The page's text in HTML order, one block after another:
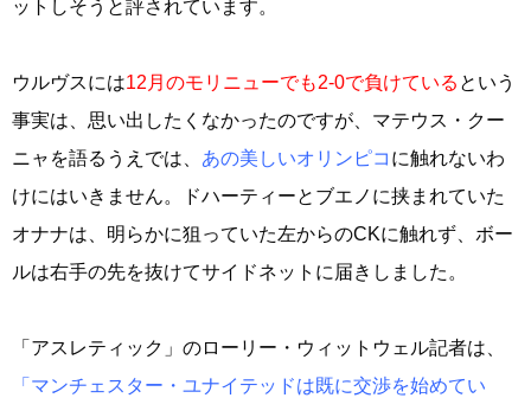
ットしそうと評されています。
ウルヴスには12月のモリニューでも2‐0で負けている という
事実は、思い出したくなかったのですが、マテウス・クー
ニャを語るうえでは、 あの美しいオリンピコ に触れないわ
けにはいきません。ドハーティーとブエノに挟まれていた
オナナは、明らかに狙っていた左からのCKに触れず、ボー
ルは右手の先を抜けてサイドネットに届きしました。
「アスレティック」のローリー・ウィットウェル記者は、
「マンチェスター・ユナイテッドは既に交渉を始めてい